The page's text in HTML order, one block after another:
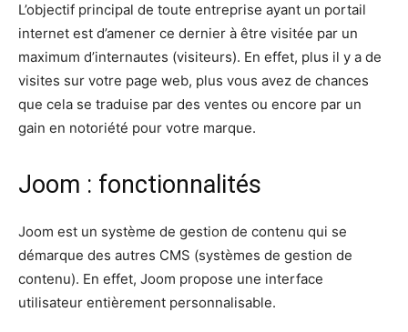
L’objectif principal de toute entreprise ayant un portail
internet est d’amener ce dernier à être visitée par un
maximum d’internautes (visiteurs). En effet, plus il y a de
visites sur votre page web, plus vous avez de chances
que cela se traduise par des ventes ou encore par un
gain en notoriété pour votre marque.
Joom : fonctionnalités
Joom est un système de gestion de contenu qui se
démarque des autres CMS (systèmes de gestion de
contenu). En effet, Joom propose une interface
utilisateur entièrement personnalisable.